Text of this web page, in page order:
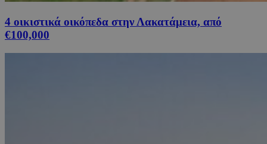
4 οικιστικά οικόπεδα στην Λακατάμεια, από
€100,000